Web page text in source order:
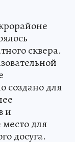
сквера.
создано для
и
для
досуга.